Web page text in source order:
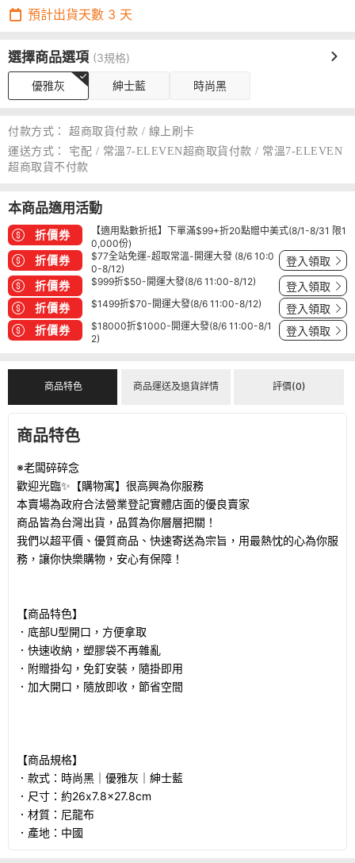
預計出貨天數 3 天
選擇商品選項 (3規格)
優雅灰 紳士藍 時尚黑
付款方式：
超商取貨付款 / 線上刷卡
運送方式：
宅配 / 常溫7-ELEVEN超商取貨付款 / 常溫7-ELEVEN
超商取貨不付款
本商品適用活動
折價券
【適用點數折抵】下單滿$99+折20點贈中美式(8/1-8/31 限1
0,000份)
折價券
$77全站免運-超取常溫-開運大發 (8/6 10:0
0-8/12)
登入領取
折價券 $999折$50-開運大發(8/6 11:00-8/12) 登入領取
折價券 $1499折$70-開運大發(8/6 11:00-8/12) 登入領取
折價券
$18000折$1000-開運大發(8/6 11:00-8/1
2)
登入領取
商品特色 商品運送及退貨詳情 評價(0)
商品特色
※老闆碎碎念
歡迎光臨✨【購物寓】很高興為你服務
本賣場為政府合法營業登記實體店面的優良賣家
商品皆為台灣出貨，品質為你層層把關！
我們以超平價、優質商品、快速寄送為宗旨，用最熱忱的心為你服
務，讓你快樂購物，安心有保障！
【商品特色】
．底部U型開口，方便拿取
．快速收納，塑膠袋不再雜亂
．附贈掛勾，免釘安裝，隨掛即用
．加大開口，隨放即收，節省空間
【商品規格】
．款式：時尚黑｜優雅灰｜紳士藍
．尺寸：約26x7.8x27.8cm
．材質：尼龍布
．產地：中國